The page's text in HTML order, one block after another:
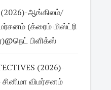
(2026)-ஆங்கிலம்/
(க்ரைம் மிஸ்ட்ரி
பிளிக்ஸ்
(2026)-
விமர்சனம்